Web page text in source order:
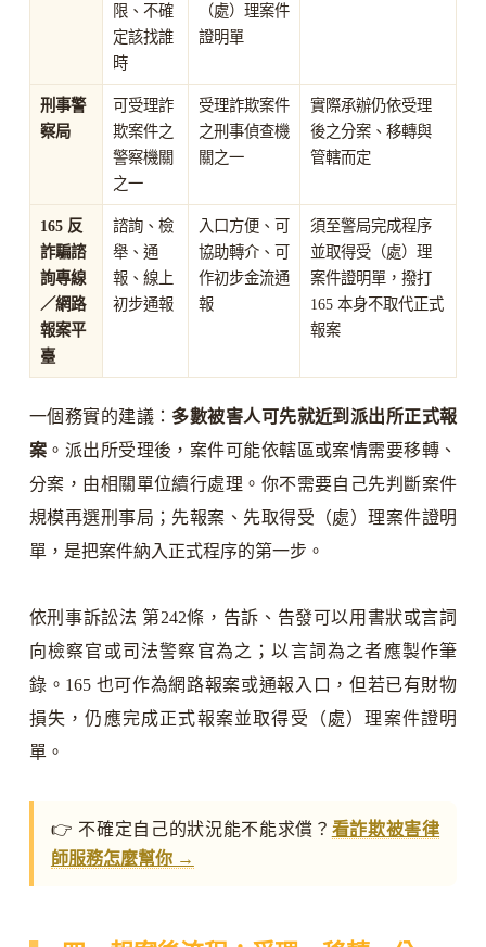
限、不確
定該找誰
時
（處）理案件
證明單
刑事警
察局
可受理詐
欺案件之
警察機關
之一
受理詐欺案件
之刑事偵查機
關之一
實際承辦仍依受理
後之分案、移轉與
管轄而定
165 反
詐騙諮
詢專線
／網路
報案平
臺
諮詢、檢
舉、通
報、線上
初步通報
入口方便、可
協助轉介、可
作初步金流通
報
須至警局完成程序
並取得受（處）理
案件證明單，撥打
165 本身不取代正式
報案
一個務實的建議： 多數被害人可先就近到派出所正式報
案 。派出所受理後，案件可能依轄區或案情需要移轉、
分案，由相關單位續行處理。你不需要自己先判斷案件
規模再選刑事局；先報案、先取得受（處）理案件證明
單，是把案件納入正式程序的第一步。
依刑事訴訟法 第242條，告訴、告發可以用書狀或言詞
向檢察官或司法警察官為之；以言詞為之者應製作筆
錄。165 也可作為網路報案或通報入口，但若已有財物
損失，仍應完成正式報案並取得受（處）理案件證明
單。
👉 不確定自己的狀況能不能求償？ 看詐欺被害律
師服務怎麼幫你 →